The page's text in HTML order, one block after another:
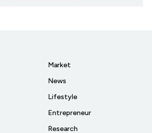
Market
News
Lifestyle
Entrepreneur
Research